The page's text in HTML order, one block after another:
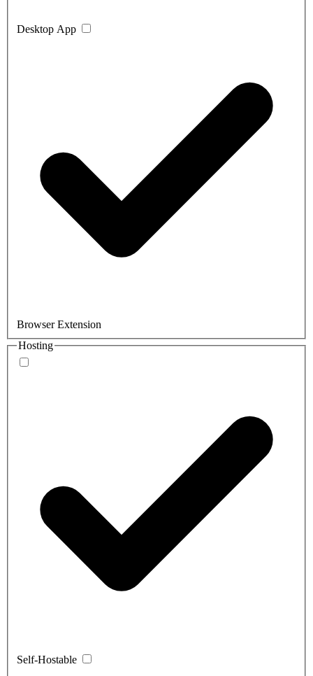
Desktop App
Browser Extension
Hosting
Self-Hostable